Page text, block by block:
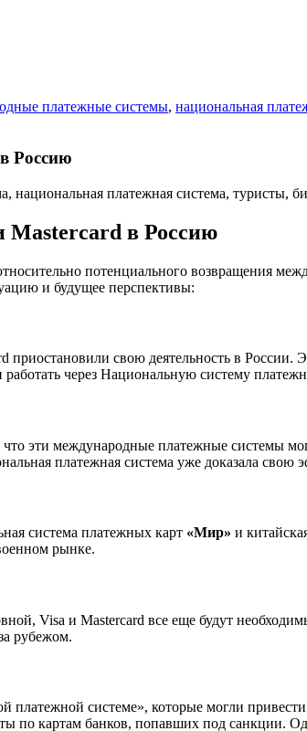
платежные системы, национальная
Россию
Mastercard в Россию
потенциального возвращения
и будущее перспективы:
свою деятельность в России.
через Национальную систему
что эти международные платежные системы
платежная система уже доказала свою
система платежных карт «Мир» и
рынке.
Visa и Mastercard все еще будут
рубежом.
платежной системе», которые могли
по картам банков, попавших под санкции.